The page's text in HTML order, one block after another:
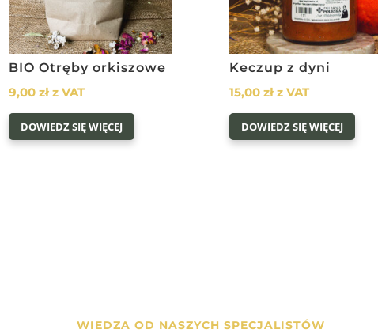
BIO Otręby orkiszowe
9,00zł z VAT
DOWIEDZ SIĘ WIĘCEJ
Keczup z dyni
15,00zł z VAT
DOWIEDZ SIĘ WIĘCEJ
WIEDZA OD NASZYCH SPECJALISTÓW